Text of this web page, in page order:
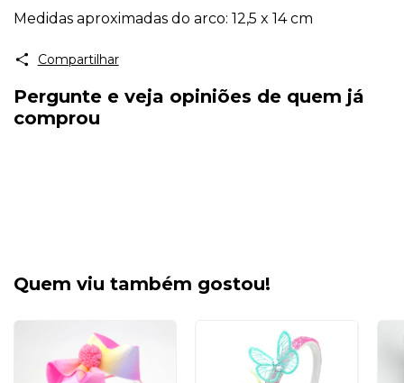
Medidas aproximadas do arco: 12,5 x 14 cm
Compartilhar
Pergunte e veja opiniões de quem já
comprou
Quem viu também gostou!